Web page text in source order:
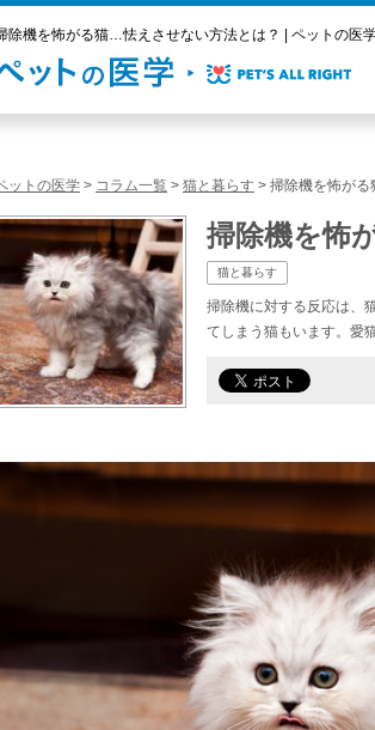
除機を怖がる猫…怯えさせない方法とは？ | ペットの医
ットの医学 > コラム一覧 > 猫と暮らす > 掃除機を怖が
掃除機を怖
猫と暮らす
掃除機に対する反応は、
てしまう猫もいます。愛